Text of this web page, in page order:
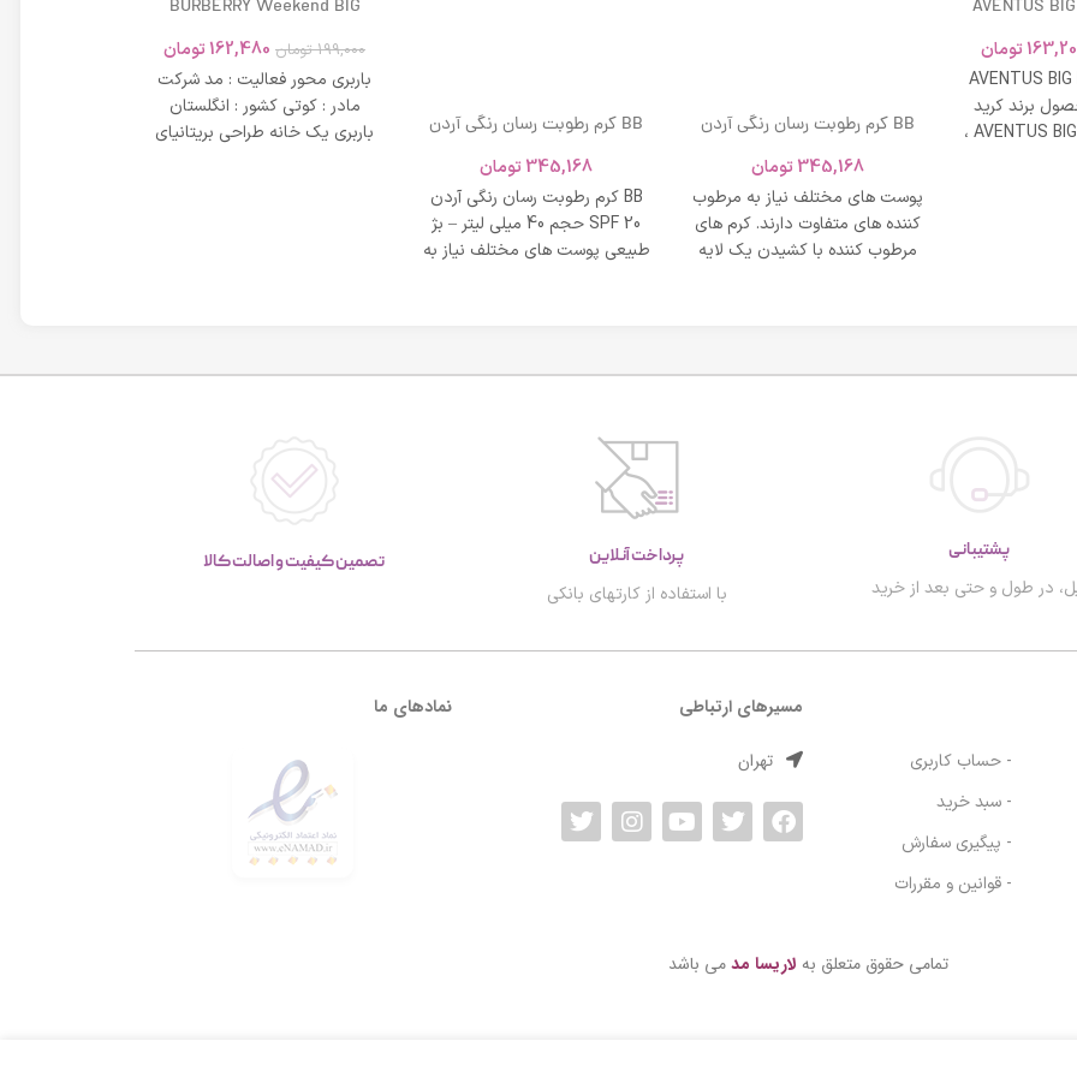
AVENTUS
تومان
AVENTUS
برند کرید
ادکلن AVENTUS BIG MODERN ،
BB کرم رطوبت رسان رنگی آردن
روشن
345,168تومان
پوست های مختلف نیاز به مرطوب
کننده های متفاوت دارند. کرم های
مرطوب کننده با کشیدن یک لایه
BB کرم رطوبت رسان رنگی آردن
طبیعی
345,168تومان
BB کرم رطوبت رسان رنگی آردن
SPF 20 حجم 40 میلی لیتر – بژ
طبیعی پوست های مختلف نیاز به
BURBERRY Weekend BIG
199,000 تومان 162,480تومان
باربری محور فعالیت : مد شرکت
مادر : کوتی کشور : انگلستان
باربری یک خانه طراحی بریتانیای
پشتیبانی
در طول و حتی بعد از خرید
پرداخت آنلاین
با استفاده از کارتهای بانکی
تصمین کیفیت و اصالت کالا
- حساب کاربری
- سبد خرید
- پیگیری سفارش
- قوانین و مقررات
مسیرهای ارتباطی
تهران
نمادهای ما
تمامی حقوق متعلق به لاریسا مدمی باشد